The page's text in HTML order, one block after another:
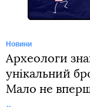
Новини
Археологи
унікальний
Мало не